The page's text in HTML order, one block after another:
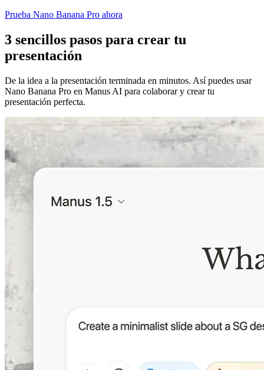
Prueba Nano Banana Pro ahora
3 sencillos pasos para crear tu
presentación
De la idea a la presentación terminada en minutos. Así puedes usar
Nano Banana Pro en Manus AI para colaborar y crear tu
presentación perfecta.